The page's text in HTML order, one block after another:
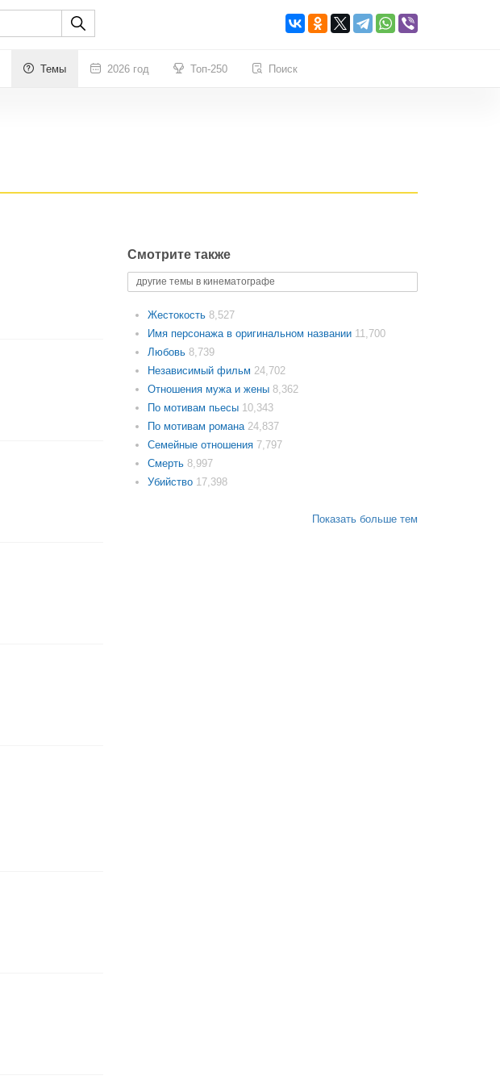
Темы 2026 год Топ-250 Поиск
Смотрите также
другие темы в кинематографе
Жестокость 8,527
Имя персонажа в оригинальном названии 11,700
Любовь 8,739
Независимый фильм 24,702
Отношения мужа и жены 8,362
По мотивам пьесы 10,343
По мотивам романа 24,837
Семейные отношения 7,797
Смерть 8,997
Убийство 17,398
Показать больше тем